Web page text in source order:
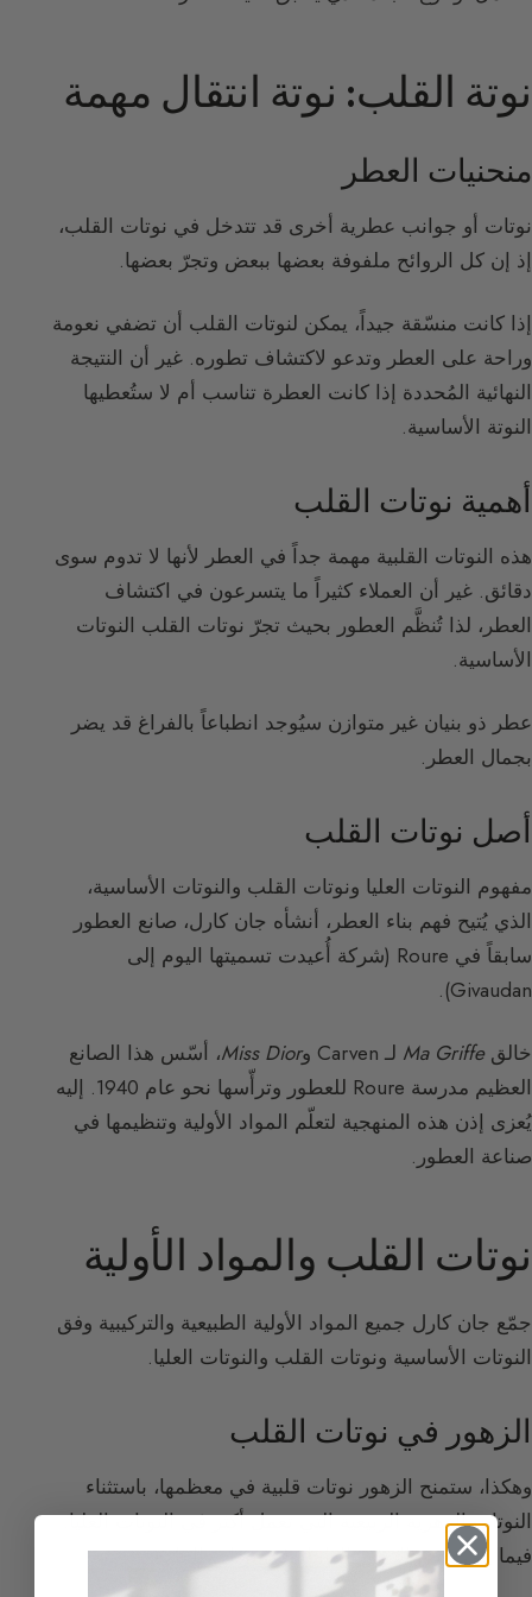
نوتة القلب: نوتة انتقال مهمة
منحنيات العطر
نوتات أو جوانب عطرية أخرى قد تتدخل في نوتات القلب،
إذ إن كل الروائح ملفوفة بعضها ببعض وتجرّ بعضها.
إذا كانت منسّقة جيداً، يمكن لنوتات القلب أن تضفي نعومة
وراحة على العطر وتدعو لاكتشاف تطوره. غير أن النتيجة
النهائية المُحددة إذا كانت العطرة تناسب أم لا ستُعطيها
النوتة الأساسية.
أهمية نوتات القلب
هذه النوتات القلبية مهمة جداً في العطر لأنها لا تدوم سوى
دقائق. غير أن العملاء كثيراً ما يتسرعون في اكتشاف
العطر، لذا تُنظَّم العطور بحيث تجرّ نوتات القلب النوتات
الأساسية.
عطر ذو بنيان غير متوازن سيُوجد انطباعاً بالفراغ قد يضر
بجمال العطر.
أصل نوتات القلب
مفهوم النوتات العليا ونوتات القلب والنوتات الأساسية،
الذي يُتيح فهم بناء العطر، أنشأه جان كارل، صانع العطور
سابقاً في Roure (شركة أُعيدت تسميتها اليوم إلى
Givaudan).
خالقMa Griffe لـ Carven و Miss Dior، أسّس هذا الصانع
العظيم مدرسة Roure للعطور وترأّسها نحو عام 1940. إليه
يُعزى إذن هذه المنهجية لتعلّم المواد الأولية وتنظيمها في
صناعة العطور.
نوتات القلب والمواد الأولية
جمّع جان كارل جميع المواد الأولية الطبيعية والتركيبية وفق
النوتات الأساسية ونوتات القلب والنوتات العليا.
الزهور في نوتات القلب
وهكذا، ستمنح الزهور نوتات قلبية في معظمها، باستثناء
النوتات الزهرية الربيعية التي تعمل أكثر في النوتات العليا.
فيما يلي بعض الزهور العاملة في نوتات القلب: